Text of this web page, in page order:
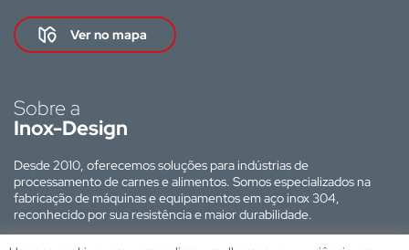
Ver no mapa
Sobre a
Inox-Design
Desde 2010, oferecemos soluções para indústrias de
processamento de carnes e alimentos. Somos especializados na
fabricação de máquinas e equipamentos em aço inox 304,
reconhecido por sua resistência e maior durabilidade.